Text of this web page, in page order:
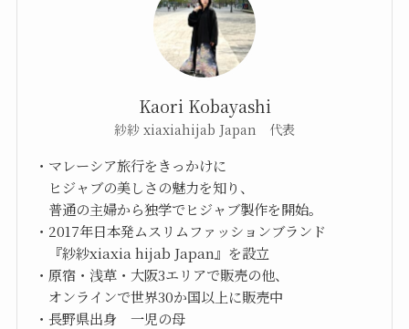
Kaori Kobayashi
紗紗 xiaxiahijab Japan 代表
・マレーシア旅行をきっかけに
ヒジャブの美しさの魅力を知り、
普通の主婦から独学でヒジャブ製作を開始。
・2017年日本発ムスリムファッションブランド
『紗紗xiaxia hijab Japan』を設立
・原宿・浅草・大阪3エリアで販売の他、
オンラインで世界30か国以上に販売中
・長野県出身 一児の母